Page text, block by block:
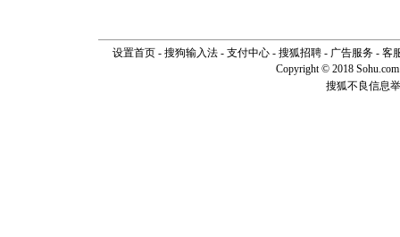
设置首页- 搜狗输入法- 支付中心- 搜狐招聘- 广告服务- 客
Copyright © 2018
搜狐不良信息